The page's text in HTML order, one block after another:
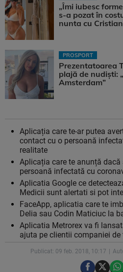
„Îmi iubesc
s-a pozat în
nunta cu
PROSPORT
Prezentatoarea
plajă de nudiști:
Amsterdam”
Aplicația care te-ar putea
contact cu o persoană
realitate
Aplicația care te anunță
persoană infectată cu
Aplicatia Google ce
Medicii sunt alertati si pot
FaceApp, aplicatia care te
Delia sau Codin Maticiuc la
Aplicatia Metrorex va fi
ajuta pe clientii companiei
Publicat: 09 feb. 2018, 10:17